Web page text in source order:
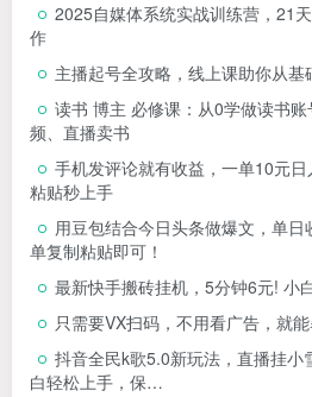
2025自媒体系统实战训练营，21
作
主播起号全攻略，线上课助你从
读书 博主 必修课：从0学做读书
频、直播卖书
手机发评论就有收益，一单10元
粘贴秒上手
用豆包结合今日头条做爆文，单
单复制粘贴即可！
最新快手搬砖挂机，5分钟6元! 小
只需要VX扫码，不用看广告，就
抖音全民k歌5.0新玩法，直播挂小
白轻松上手，保…